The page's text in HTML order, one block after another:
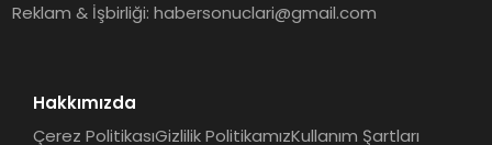
Reklam & İşbirliği:habersonuclari@gmail.com
Hakkımızda
Çerez PolitikasıGizlilik PolitikamızKullanım Şartları